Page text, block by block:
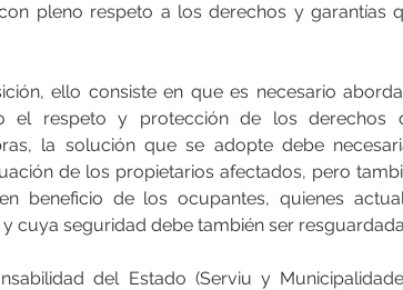
pleno respeto a los derechos y garantías
ello consiste en que es necesario
el respeto y protección de los derechos
la solución que se adopte debe
de los propietarios afectados, pero
beneficio de los ocupantes, quienes
cuya seguridad debe también ser
del Estado (Serviu y